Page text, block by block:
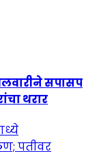
सपासप
थरार